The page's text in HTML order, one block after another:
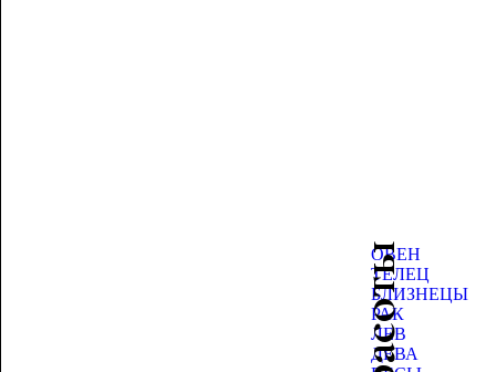
ОВЕН
ТЕЛЕЦ
БЛИЗНЕЦЫ
РАК
ЛЕВ
ДЕВА